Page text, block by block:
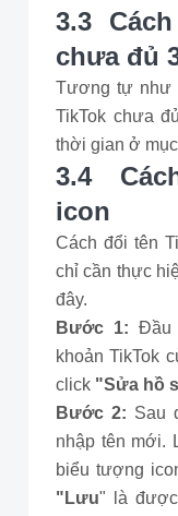
3.3
chưa đủ
Tương tự như
TikTok chưa
thời gian ở
3.4
icon
Cách đổi tên
chỉ cần thực
đây.
Bước 1: Đầu
khoản TikTok
click "Sửa hồ
Bước 2: Sau
nhập tên mới.
biểu tượng
"Lưu" là